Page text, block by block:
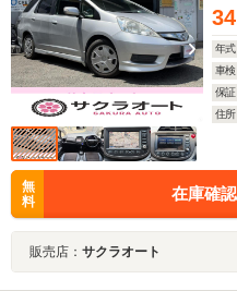
年式
車検
保証
住所
無
料
在庫確
販売店： サクラオート